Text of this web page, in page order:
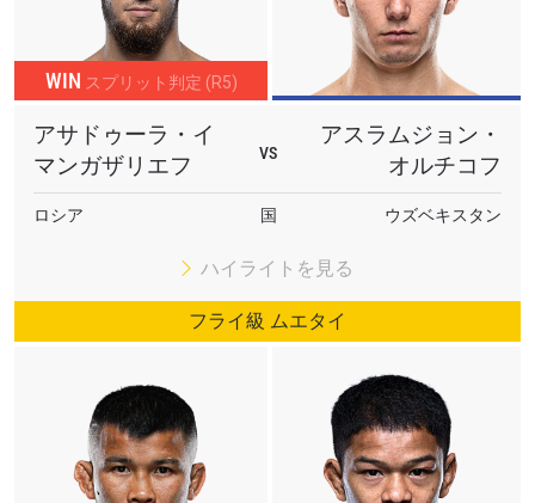
WIN スプリット判定 (R5)
アサドゥーラ・イ
マンガザリエフ
VS
アスラムジョン・
オルチコフ
ロシア 国 ウズベキスタン
ハイライトを見る
フライ級 ムエタイ